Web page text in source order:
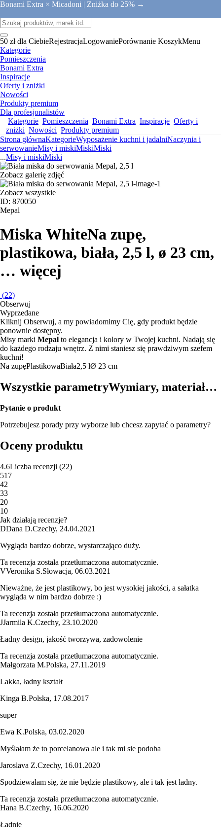
Bonami Extra × Micadoni | Zniżka do 25% →
50 zł dla CiebieRejestracjaLogowaniePorównanie KoszykMenu
Kategorie
Pomieszczenia
Bonami Extra
Inspiracje
Oferty i zniżki
Nowości
Produkty premium
Dla profesjonalistów
Kategorie Pomieszczenia Bonami Extra Inspiracje Oferty i
zniżki Nowości Produkty premium
Strona głównaKategorieWyposażenie kuchni i jadalniNaczynia i
serwowanieMisy i miskiMiskiMiski
...Misy i miskiMiski
Zobacz galerię zdjęć
Zobacz wszystkie
ID: 870050
Mepal
Miska WhiteNa zupę,
plastikowa, biała, 2,5 l, ø 23 cm,
… więcej
(22)
Obserwuj
Wyprzedane
Kliknij Obserwuj, a my powiadomimy Cię, gdy produkt będzie
ponownie dostępny.
Misy marki Mepal to elegancja i kolory w Twojej kuchni. Nadają się
do każdego rodzaju wnętrz. Z nimi staniesz się prawdziwym szefem
kuchni!
Na zupęPlastikowaBiała2,5 lØ 23 cm
Wszystkie parametryWymiary, materiał…
Pytanie o produkt
Potrzebujesz porady przy wyborze lub chcesz zapytać o parametry?
Oceny produktu
4.6Liczba recenzji (22)
517
42
33
20
10
Jak działają recenzje?
DDana D.Czechy, 24.04.2021
Wygląda bardzo dobrze, wystarczająco duży.
Ta recenzja została przetłumaczona automatycznie.
VVeronika S.Słowacja, 06.03.2021
Nieważne, że jest plastikowy, bo jest wysokiej jakości, a sałatka
wygląda w nim bardzo dobrze :)
Ta recenzja została przetłumaczona automatycznie.
JJarmila K.Czechy, 23.10.2020
Ładny design, jakość tworzywa, zadowolenie
Ta recenzja została przetłumaczona automatycznie.
Małgorzata M.Polska, 27.11.2019
Lakka, ładny kształt
Kinga B.Polska, 17.08.2017
super
Ewa K.Polska, 03.02.2020
Myślałam że to porcelanowa ale i tak mi sie podoba
Jaroslava Z.Czechy, 16.01.2020
Spodziewałam się, że nie będzie plastikowy, ale i tak jest ładny.
Ta recenzja została przetłumaczona automatycznie.
Hana B.Czechy, 16.06.2020
Ładnie